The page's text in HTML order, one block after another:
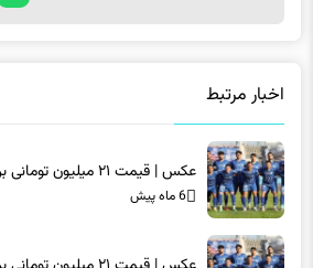
اخبار مرتبط
عکس | قیمت ۲۱ میلیون تومانی برای بلیت بازی استقلال!
6 ماه پیش